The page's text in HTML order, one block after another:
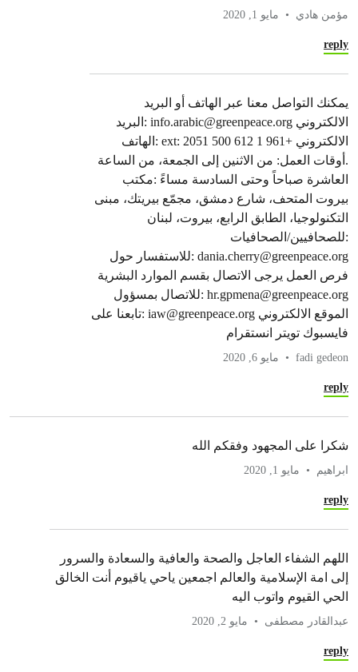
مؤمن هادي مايو 1, 2020
reply
يمكنك التواصل معنا عبر الهاتف أو البريد
الالكتروني info.arabic@greenpeace.org :البريد
الالكتروني +961 1 612 500 ext: 2051 :الهاتف
.أوقات العمل: من الاثنين إلى الجمعة، من الساعة
العاشرة صباحاً وحتى السادسة مساءً :مكتب
بيروت المتحف، شارع دمشق، مجمّع بيريتك، مبنى
التكنولوجيا، الطابق الرابع، بيروت، لبنان
:للصحافيين/الصحافيات
dania.cherry@greenpeace.org :للاستفسار حول
فرص العمل يرجى الاتصال بقسم الموارد البشرية
hr.gpmena@greenpeace.org :للاتصال بمسؤول
الموقع الالكتروني iaw@greenpeace.org :تابعنا على
فايسبوك تويتر انستقرام
fadi gedeon مايو 6, 2020
reply
شكرا على المجهود وفقكم الله
ابراهيم مايو 1, 2020
reply
اللهم الشفاء العاجل والصحة والعافية والسعادة والسرور
إلى امة الإسلامية والعالم اجمعين ياحي ياقيوم أنت الخالق
الحي القيوم واتوب اليه
عبدالقادر مصطفى مايو 2, 2020
reply